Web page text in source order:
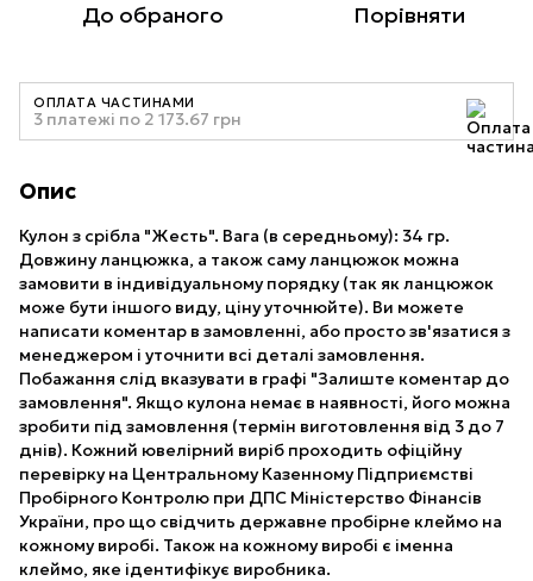
До обраного Порівняти
ОПЛАТА ЧАСТИНАМИ
3 платежі по 2 173.67 грн
Опис
Кулон з срібла "Жесть". Вага (в середньому): 34 гр.
Довжину ланцюжка, а також саму ланцюжок можна
замовити в індивідуальному порядку (так як ланцюжок
може бути іншого виду, ціну уточнюйте). Ви можете
написати коментар в замовленні, або просто зв'язатися з
менеджером і уточнити всі деталі замовлення.
Побажання слід вказувати в графі "Залиште коментар до
замовлення". Якщо кулона немає в наявності, його можна
зробити під замовлення (термін виготовлення від 3 до 7
днів). Кожний ювелірний виріб проходить офіційну
перевірку на Центральному Казенному Підприємстві
Пробірного Контролю при ДПС Міністерство Фінансів
України, про що свідчить державне пробірне клеймо на
кожному виробі. Також на кожному виробі є іменна
клеймо, яке ідентифікує виробника.